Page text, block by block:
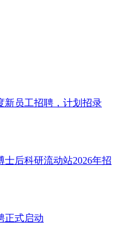
新员工招聘，计划招录
后科研流动站2026年招
正式启动